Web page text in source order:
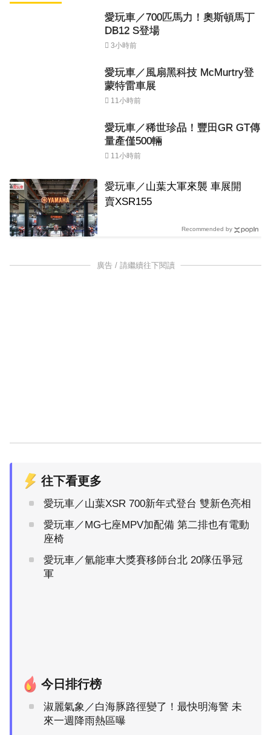
愛玩車／700匹馬力！奧斯頓馬丁
DB12 S登場
3小時前
愛玩車／風扇黑科技 McMurtry登
蒙特雷車展
11小時前
愛玩車／稀世珍品！豐田GR GT傳
量產僅500輛
11小時前
愛玩車／山葉大軍來襲 車展開
賣XSR155
Recommended by
廣告 / 請繼續往下閱讀
往下看更多
愛玩車／山葉XSR 700新年式登台 雙新色亮相
愛玩車／MG七座MPV加配備 第二排也有電動
座椅
愛玩車／氫能車大獎賽移師台北 20隊伍爭冠
軍
今日排行榜
淑麗氣象／白海豚路徑變了！最快明海警 未
來一週降雨熱區曝